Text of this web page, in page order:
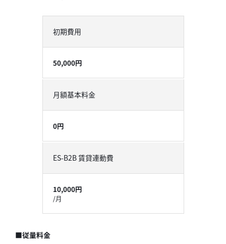
初期費用
50,000円
月額基本料金
0円
ES-B2B 賃貸連動費
10,000円
/月
■従量料金